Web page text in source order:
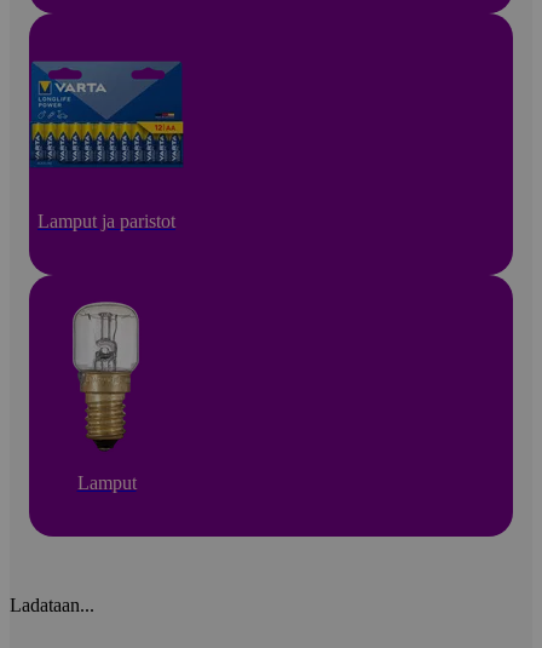
Lamput ja paristot
Lamput
Ladataan...